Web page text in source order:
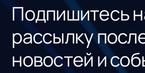
Подпишитесь
рассылку
новостей и